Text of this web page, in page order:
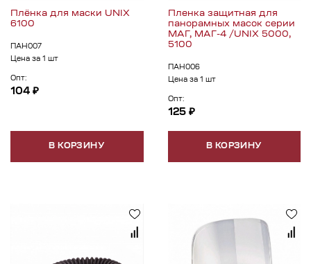
Плёнка для маски UNIX
6100
ПАН007
Цена за 1 шт
Опт:
104 ₽
В КОРЗИНУ
Пленка защитная для
панорамных масок серии
МАГ, МАГ-4 /UNIX 5000,
5100
ПАН006
Цена за 1 шт
Опт:
125 ₽
В КОРЗИНУ